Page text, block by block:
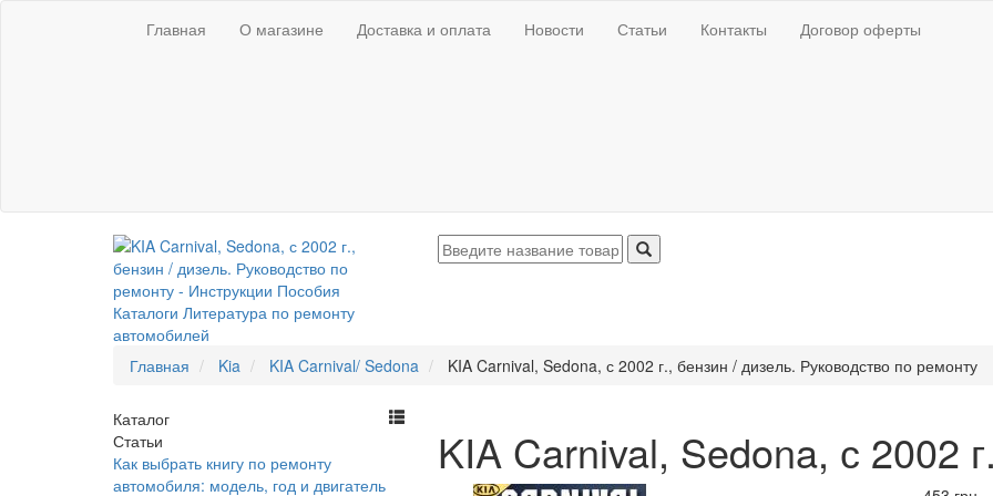
Главная О магазине Доставка и оплата Новости Статьи Контакты Договор оферты
Главная Kia KIA Carnival/ Sedona KIA Carnival, Sedona, с 2002 г., бензин / дизель. Руководство по ремонту
Каталог
Статьи
Как выбрать книгу по ремонту
автомобиля: модель, год и двигатель
KIA Carnival, Sedona, с 2002